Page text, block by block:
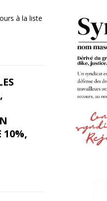
à la liste
10%,